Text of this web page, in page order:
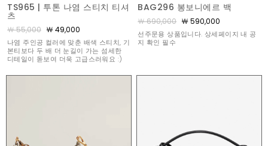
TS965 | 투톤 나염 스티치 티셔
츠
￦ 55,000 ￦ 49,000
나염 주인공 컬러에 맞춘 배색 스티치, 기
본티보다 두 배 더 눈길이 가는 섬세한
디테일이 돋보여 더욱 고급스러워요 :)
BAG296 봉보니에르 백
￦ 690,000 ￦ 590,000
선주문용 상품입니다. 상세페이지 내 공
지 확인 필수